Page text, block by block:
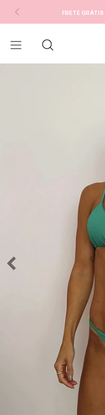
FRETE GRÁTIS